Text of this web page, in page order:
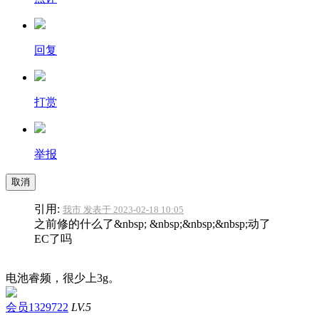
回复
打赏
举报
取消
引用: 我市 发表于 2023-02-18 10:05
之前修的什么了&nbsp; &nbsp;&nbsp;&nbsp;动了
EC了吗
电池睿频，很少上3g。
会员1329722 LV.5